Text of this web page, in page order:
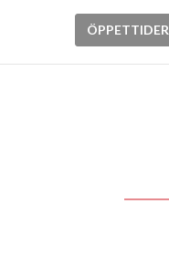
ÖPPETTIDER